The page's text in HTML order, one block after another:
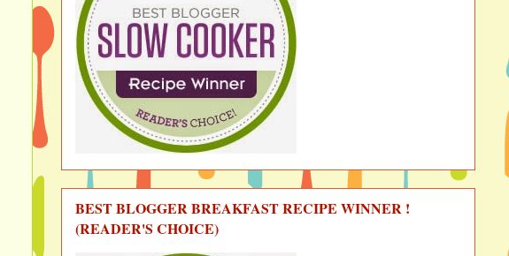
BEST BLOGGER BREAKFAST RECIPE WINNER !
(READER'S CHOICE)